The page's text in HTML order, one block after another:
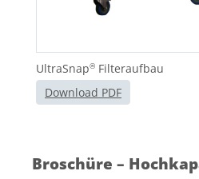
UltraSnap® Filteraufbau
Download PDF
Broschüre –